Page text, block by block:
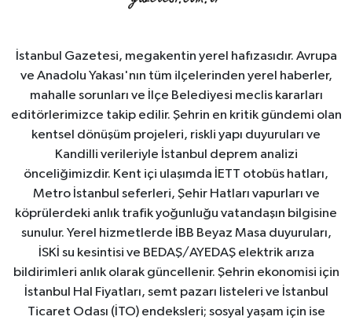
İstanbul Gazetesi, megakentin yerel hafızasıdır. Avrupa
ve Anadolu Yakası'nın tüm ilçelerinden yerel haberler,
mahalle sorunları ve İlçe Belediyesi meclis kararları
editörlerimizce takip edilir. Şehrin en kritik gündemi olan
kentsel dönüşüm projeleri, riskli yapı duyuruları ve
Kandilli verileriyle İstanbul deprem analizi
önceliğimizdir. Kent içi ulaşımda İETT otobüs hatları,
Metro İstanbul seferleri, Şehir Hatları vapurları ve
köprülerdeki anlık trafik yoğunluğu vatandaşın bilgisine
sunulur. Yerel hizmetlerde İBB Beyaz Masa duyuruları,
İSKİ su kesintisi ve BEDAŞ/AYEDAŞ elektrik arıza
bildirimleri anlık olarak güncellenir. Şehrin ekonomisi için
İstanbul Hal Fiyatları, semt pazarı listeleri ve İstanbul
Ticaret Odası (İTO) endeksleri; sosyal yaşam için ise